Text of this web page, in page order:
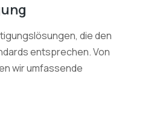
die den
entsprechen. Von
wir umfassende